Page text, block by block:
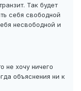
Так будет
себя свободной
несвободной и
не хочу ничего
объяснения ни к